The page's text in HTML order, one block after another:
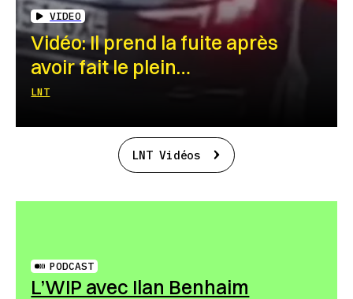
VIDEO
Vidéo: Il prend la fuite après
avoir fait le plein…
LNT
LNT Vidéos
PODCAST
L’WIP avec Ilan Benhaim